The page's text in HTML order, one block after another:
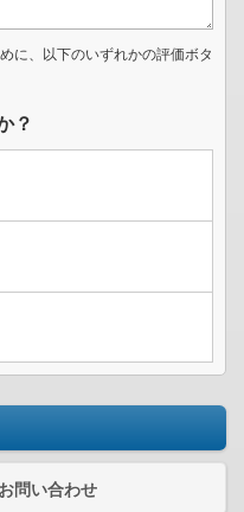
に、以下のいずれかの評価ボタ
？
問い合わせ